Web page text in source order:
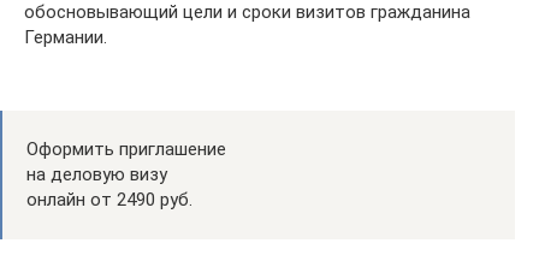
обосновывающий цели и сроки визитов гражданина
Германии.
Оформить приглашение
на деловую визу
онлайн от 2490 руб.